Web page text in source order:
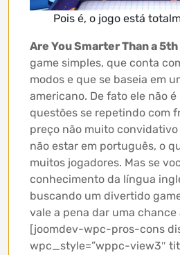
Pois é, o jogo está
Are You Smarter Than a
game simples, que conta
modos e que se baseia em
americano. De fato ele não
questões se repetindo com
preço não muito
não estar em português, o
muitos jogadores. Mas se
conhecimento da língua
buscando um divertido
vale a pena dar uma chance
[joomdev-wpc-pros-cons
wpc_style=”wppc-view3″